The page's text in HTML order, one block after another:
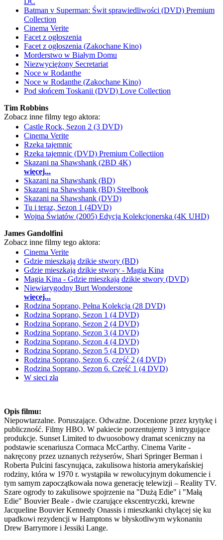
Batman v Superman: Świt sprawiedliwości (DVD) Premium
Collection
Cinema Verite
Facet z ogłoszenia
Facet z ogłoszenia (Zakochane Kino)
Morderstwo w Białym Domu
Niezwyciężony Secretariat
Noce w Rodanthe
Noce w Rodanthe (Zakochane Kino)
Pod słońcem Toskanii (DVD) Love Collection
Tim Robbins
Zobacz inne filmy tego aktora:
Castle Rock, Sezon 2 (3 DVD)
Cinema Verite
Rzeka tajemnic
Rzeka tajemnic (DVD) Premium Collectiion
Skazani na Shawshank (2BD 4K)
więcej...
Skazani na Shawshank (BD)
Skazani na Shawshank (BD) Steelbook
Skazani na Shawshank (DVD)
Tu i teraz, Sezon 1 (4DVD)
Wojna Światów (2005) Edycja Kolekcjonerska (4K UHD)
James Gandolfini
Zobacz inne filmy tego aktora:
Cinema Verite
Gdzie mieszkają dzikie stwory (BD)
Gdzie mieszkają dzikie stwory - Magia Kina
Magia Kina - Gdzie mieszkają dzikie stwory (DVD)
Niewiarygodny Burt Wonderstone
więcej...
Rodzina Soprano, Pełna Kolekcja (28 DVD)
Rodzina Soprano, Sezon 1 (4 DVD)
Rodzina Soprano, Sezon 2 (4 DVD)
Rodzina Soprano, Sezon 3 (4 DVD)
Rodzina Soprano, Sezon 4 (4 DVD)
Rodzina Soprano, Sezon 5 (4 DVD)
Rodzina Soprano, Sezon 6, część 2 (4 DVD)
Rodzina Soprano, Sezon 6. Część 1 (4 DVD)
W sieci zła
Opis filmu:
Niepowtarzalne. Poruszające. Odważne. Docenione przez krytykę i
publiczność. Filmy HBO. W pakiecie porzentujemy 3 intrygujące
produkcje. Sunset Limited to dwuosobowy dramat sceniczny na
podstawie scenariusza Cormaca McCarthy. Cinema Varite -
nakręcony przez uznanych reżyserów, Shari Springer Berman i
Roberta Pulcini fascynująca, zakulisowa historia amerykańskiej
rodziny, która w 1970 r. wystąpiła w rewolucyjnym dokumencie i
tym samym zapoczątkowała nowa generację telewizji – Reality TV.
Szare ogrody to zakulisowe spojrzenie na "Dużą Edie" i "Małą
Edie" Bouvier Beale - dwie czarujące ekscentryczki, krewne
Jacqueline Bouvier Kennedy Onassis i mieszkanki chylącej się ku
upadkowi rezydencji w Hamptons w błyskotliwym wykonaniu
Drew Barrymore i Jessiki Lange.